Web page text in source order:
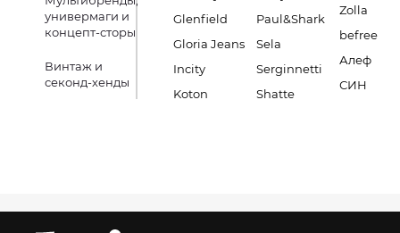
универмаги и
концепт-сторы
Винтаж и
секонд-хенды
Glenfield
Gloria Jeans
Incity
Koton
Paul&Shark
Sela
Serginnetti
Shatte
Zolla
befree
Алеф
СИН